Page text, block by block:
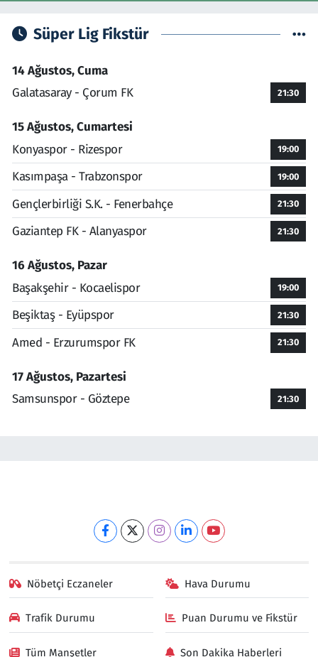
Süper Lig Fikstür
14 Ağustos, Cuma
Galatasaray - Çorum FK
21:30
15 Ağustos, Cumartesi
Konyaspor - Rizespor
19:00
Kasımpaşa - Trabzonspor 19:00
Gençlerbirliği S.K. - Fenerbahçe 21:30
Gaziantep FK - Alanyaspor 21:30
16 Ağustos, Pazar
Başakşehir - Kocaelispor
19:00
Beşiktaş - Eyüpspor 21:30
Amed - Erzurumspor FK 21:30
17 Ağustos, Pazartesi
Samsunspor - Göztepe
21:30
Nöbetçi Eczaneler Hava Durumu
Trafik Durumu Puan Durumu ve Fikstür
Tüm Manşetler Son Dakika Haberleri